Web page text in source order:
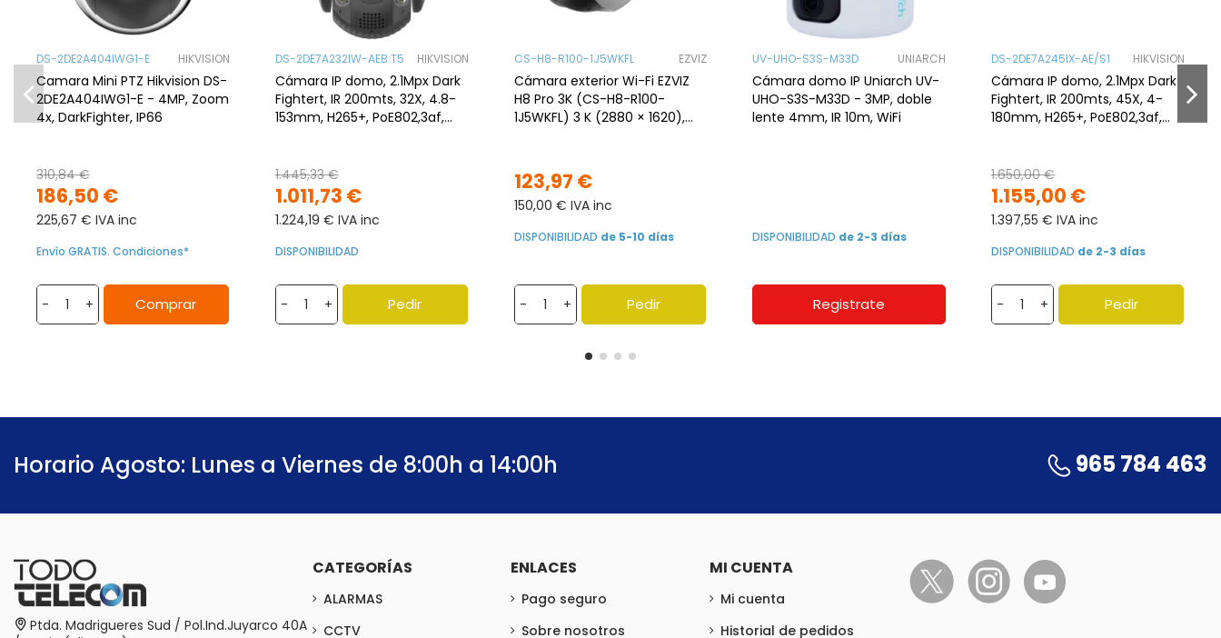
DS-2DE2A404IWG1-E HIKVISION
Camara Mini PTZ Hikvision DS-
2DE2A404IWG1-E - 4MP, Zoom
4x, DarkFighter, IP66
186,50 €
310,84 €
225,67 € IVA inc
Envío GRATIS. Condiciones*
- + Comprar
DS-2DE7A232IW-AEB T5 HIKVISION
Cámara IP domo, 2.1Mpx Dark
Fightert, IR 200mts, 32X, 4.8-
153mm, H265+, PoE802,3af,
1.011,73 €
1.445,33 €
1.224,19 € IVA inc
DISPONIBILIDAD
- + Pedir
CS-H8-R100-1J5WKFL EZVIZ
Cámara exterior Wi-Fi EZVIZ
H8 Pro 3K (CS-H8-R100-
1J5WKFL) 3 K (2880 × 1620),
123,97 €
150,00 € IVA inc
DISPONIBILIDAD de 5-10 días
- + Pedir
UV-UHO-S3S-M33D UNIARCH
Cámara domo IP Uniarch UV-
UHO-S3S-M33D - 3MP, doble
lente 4mm, IR 10m, WiFi
DISPONIBILIDAD de 2-3 días
Registrate
DS-2DE7A245IX-AE/S1 HIKVISION
Cámara IP domo, 2.1Mpx Dark
Fightert, IR 200mts, 45X, 4-
180mm, H265+, PoE802,3af,
1.155,00 €
1.650,00 €
1.397,55 € IVA inc
DISPONIBILIDAD de 2-3 días
- + Pedir
Horario Agosto: Lunes a Viernes de 8:00h a 14:00h 965 784 463
Ptda. Madrigueres Sud / Pol.Ind.Juyarco 40A
CATEGORÍAS
ALARMAS
CCTV
ENLACES
Pago seguro
Sobre nosotros
MI CUENTA
Mi cuenta
Historial de pedidos